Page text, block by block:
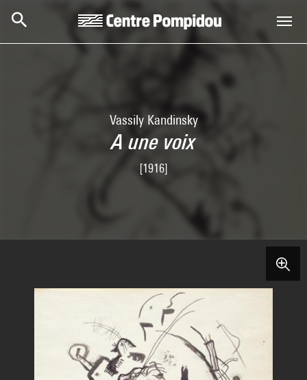
Aller au contenu principal
Centre Pompidou
Vassily Kandinsky
A une voix
[1916]